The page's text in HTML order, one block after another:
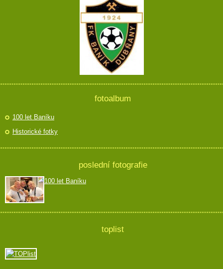
fotoalbum
100 let Baníku
Historické fotky
poslední fotografie
100 let Baníku
toplist